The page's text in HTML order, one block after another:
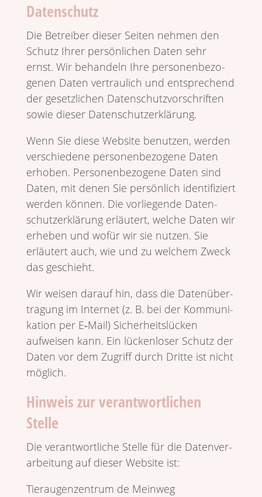
Datenschutz
Die Betreiber dieser Seiten nehmen den
Schutz Ihrer persön­li­chen Daten sehr
ernst. Wir behan­deln Ihre perso­nen­be­zo­
genen Daten vertrau­lich und entspre­chend
der gesetz­li­chen Daten­schutz­vor­schriften
sowie dieser Datenschutzerklärung.
Wenn Sie diese Website benutzen, werden
verschie­dene perso­nen­be­zo­gene Daten
erhoben. Perso­nen­be­zo­gene Daten sind
Daten, mit denen Sie persön­lich iden­ti­fi­ziert
werden können. Die vorlie­gende Daten­
schutz­er­klä­rung erläu­tert, welche Daten wir
erheben und wofür wir sie nutzen. Sie
erläu­tert auch, wie und zu welchem Zweck
das geschieht.
Wir weisen darauf hin, dass die Daten­über­
tra­gung im Internet (z. B. bei der Kommu­ni­
ka­tion per E‑Mail) Sicher­heits­lücken
aufweisen kann. Ein lücken­loser Schutz der
Daten vor dem Zugriff durch Dritte ist nicht
möglich.
Hinweis zur verantwortlichen
Stelle
Die verant­wort­liche Stelle für die Daten­ver­
ar­bei­tung auf dieser Website ist:
Tier­au­gen­zen­trum de Meinweg